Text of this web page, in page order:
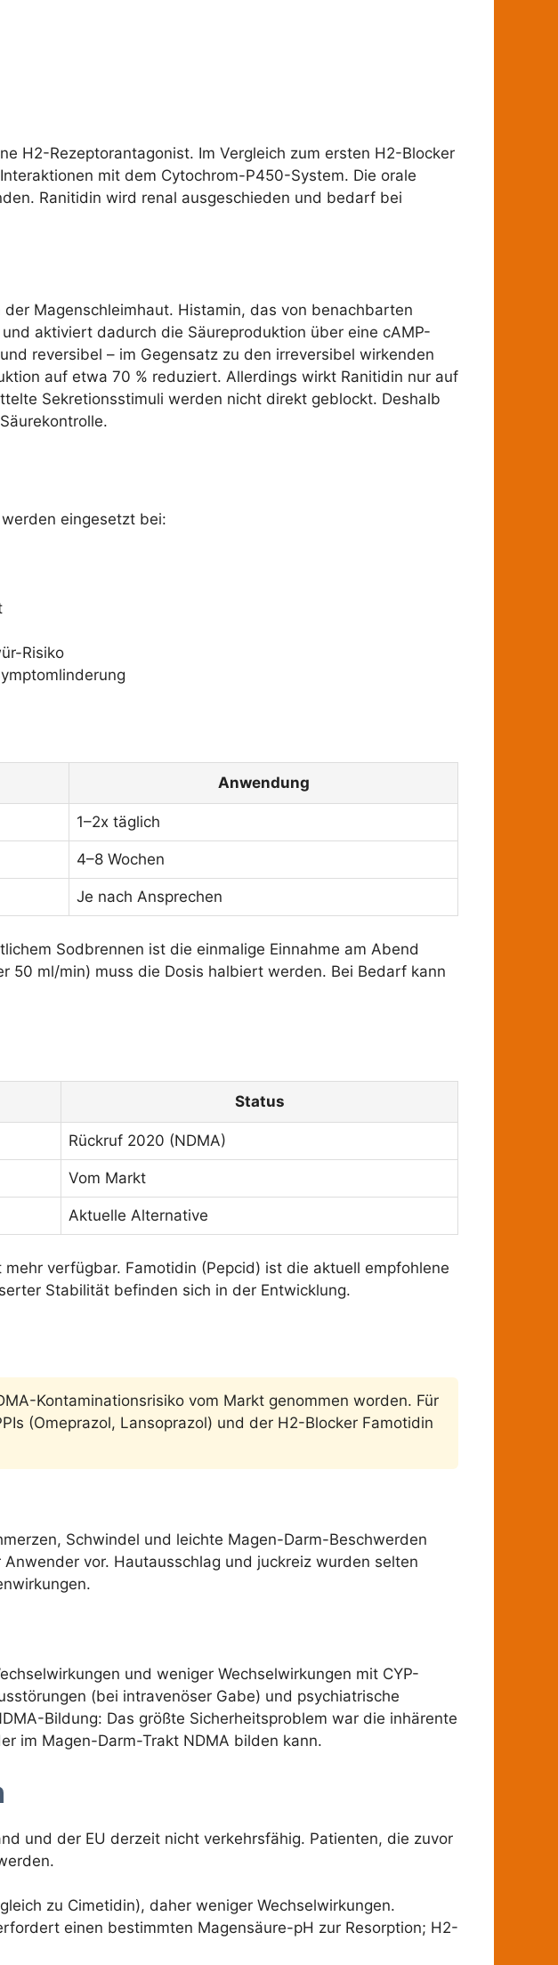
H2-Rezeptorantagonist. Im Vergleich zum ersten H2-Blocker
mit dem Cytochrom-P450-System. Die orale
Ranitidin wird renal ausgeschieden und bedarf bei
Magenschleimhaut. Histamin, das von benachbarten
aktiviert dadurch die Säureproduktion über eine cAMP-
reversibel – im Gegensatz zu den irreversibel wirkenden
auf etwa 70 % reduziert. Allerdings wirkt Ranitidin nur auf
Sekretionsstimuli werden nicht direkt geblockt. Deshalb
eingesetzt bei:
Risiko
Anwendung
1–2x täglich
4–8 Wochen
Je nach Ansprechen
Sodbrennen ist die einmalige Einnahme am Abend
50 ml/min) muss die Dosis halbiert werden. Bei Bedarf kann
Status
Rückruf 2020 (NDMA)
Vom Markt
Aktuelle Alternative
verfügbar. Famotidin (Pepcid) ist die aktuell empfohlene
Stabilität befinden sich in der Entwicklung.
Kontaminationsrisiko vom Markt genommen worden. Für
(Omeprazol, Lansoprazol) und der H2-Blocker Famotidin
Schwindel und leichte Magen-Darm-Beschwerden
vor. Hautausschlag und juckreiz wurden selten
und weniger Wechselwirkungen mit CYP-
(bei intravenöser Gabe) und psychiatrische
Bildung: Das größte Sicherheitsproblem war die inhärente
im Magen-Darm-Trakt NDMA bilden kann.
und der EU derzeit nicht verkehrsfähig. Patienten, die zuvor
zu Cimetidin), daher weniger Wechselwirkungen.
einen bestimmten Magensäure-pH zur Resorption; H2-